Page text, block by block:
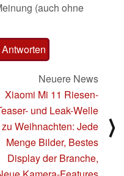
(auch ohne
Neuere News
Xiaomi Mi 11 Riesen-
und Leak-Welle
zu Weihnachten: Jede
Menge Bilder, Bestes
Display der Branche,
⟩